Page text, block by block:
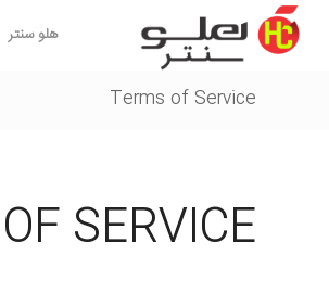
هلو سنتر
Terms of Service
SERVICE